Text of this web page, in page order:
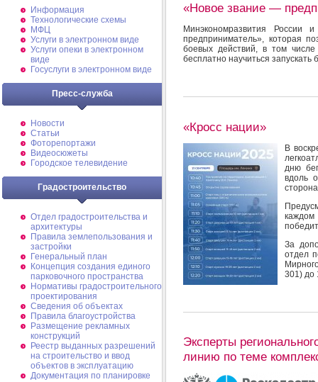
Информация
Технологические схемы
МФЦ
Услуги в электронном виде
Услуги опеки в электронном
виде
Госуслуги в электронном виде
Пресс-служба
Новости
Статьи
Фоторепортажи
Видеосюжеты
Городское телевидение
Градостроительство
Отдел градостроительства и
архитектуры
Правила землепользования и
застройки
Генеральный план
Концепция создания единого
парковочного пространства
Нормативы градостроительного
проектирования
Сведения об объектах
Правила благоустройства
Размещение рекламных
конструкций
Реестр выданных разрешений
на строительство и ввод
объектов в эксплуатацию
Документация по планировке
«Новое звание —
Минэкономразвития
предприниматель», которая
боевых действий, в том
бесплатно научиться запускать
«Кросс нации»
В
дню
вдоль
За
отдел
301) до
Эксперты
линию по теме